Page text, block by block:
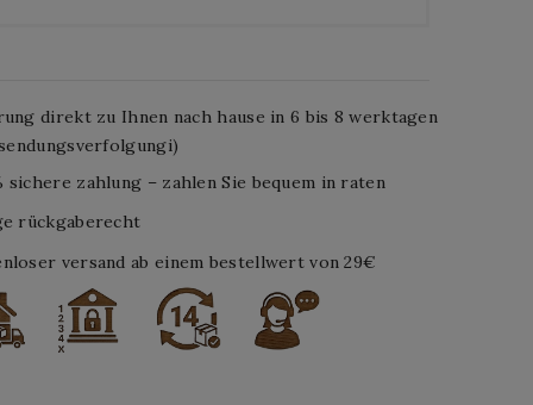
direkt zu Ihnen nach hause in 6 bis 8 werktagen
sichere zahlung – zahlen Sie bequem in raten
rückgaberecht
versand ab einem bestellwert von 29€